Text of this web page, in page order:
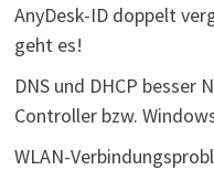
AnyDesk-ID doppelt
geht es!
DNS und DHCP besser
Controller bzw.
WLAN-